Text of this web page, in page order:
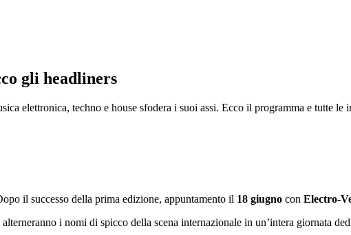
gli headliners
elettronica, techno e house sfodera i suoi assi. Ecco il programma e tutte le
il successo della prima edizione, appuntamento il 18 giugno con Electro-
alterneranno i nomi di spicco della scena internazionale in un’intera giornata